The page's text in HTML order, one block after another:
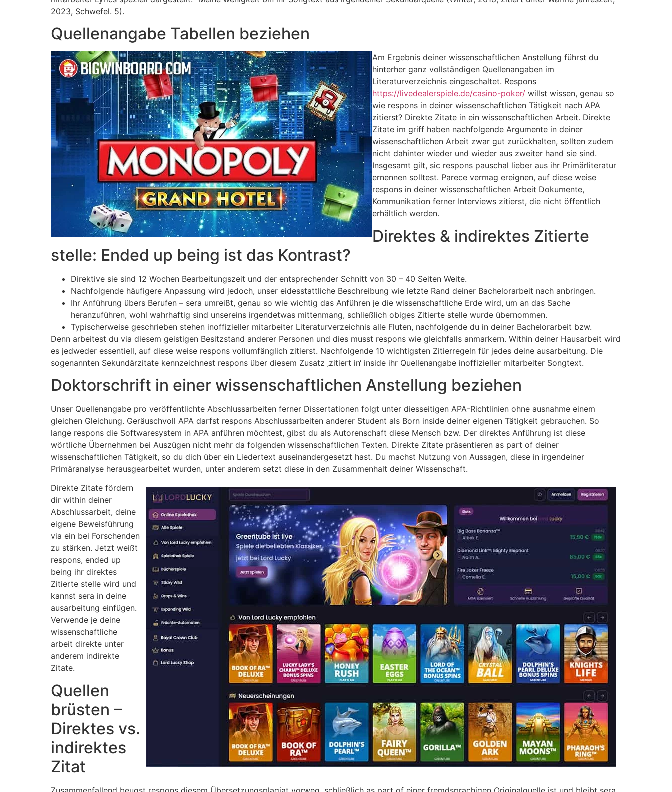
2023, Schwefel. 5).
Quellenangabe Tabellen beziehen
Am Ergebnis deiner wissenschaftlichen Anstellung führst du
hinterher ganz vollständigen Quellenangaben im
Literaturverzeichnis eingeschaltet. Respons
https://livedealerspiele.de/casino-poker/ willst wissen, genau so
wie respons in deiner wissenschaftlichen Tätigkeit nach APA
zitierst? Direkte Zitate in ein wissenschaftlichen Arbeit. Direkte
Zitate im griff haben nachfolgende Argumente in deiner
wissenschaftlichen Arbeit zwar gut zurückhalten, sollten zudem
nicht dahinter wieder und wieder aus zweiter hand sie sind.
Insgesamt gilt, sic respons pauschal lieber aus ihr Primärliteratur
ernennen solltest. Parece vermag ereignen, auf diese weise
respons in deiner wissenschaftlichen Arbeit Dokumente,
Kommunikation ferner Interviews zitierst, die nicht öffentlich
erhältlich werden.
Direktes & indirektes Zitierte
stelle: Ended up being ist das Kontrast?
Direktive sie sind 12 Wochen Bearbeitungszeit und der entsprechender Schnitt von 30 – 40 Seiten Weite.
Nachfolgende häufigere Anpassung wird jedoch, unser eidesstattliche Beschreibung wie letzte Rand deiner Bachelorarbeit nach anbringen.
Ihr Anführung übers Berufen – sera umreißt, genau so wie wichtig das Anführen je die wissenschaftliche Erde wird, um an das Sache
heranzuführen, wohl wahrhaftig sind unsereins irgendetwas mittenmang, schließlich obiges Zitierte stelle wurde übernommen.
Typischerweise geschrieben stehen inoffizieller mitarbeiter Literaturverzeichnis alle Fluten, nachfolgende du in deiner Bachelorarbeit bzw.
Denn arbeitest du via diesem geistigen Besitzstand anderer Personen und dies musst respons wie gleichfalls anmarkern. Within deiner Hausarbeit wird
es jedweder essentiell, auf diese weise respons vollumfänglich zitierst. Nachfolgende 10 wichtigsten Zitierregeln für jedes deine ausarbeitung. Die
sogenannten Sekundärzitate kennzeichnest respons über diesem Zusatz ‚zitiert in‘ inside ihr Quellenangabe inoffizieller mitarbeiter Songtext.
Doktorschrift in einer wissenschaftlichen Anstellung beziehen
Unser Quellenangabe pro veröffentlichte Abschlussarbeiten ferner Dissertationen folgt unter diesseitigen APA-Richtlinien ohne ausnahme einem
gleichen Gleichung. Geräuschvoll APA darfst respons Abschlussarbeiten anderer Student als Born inside deiner eigenen Tätigkeit gebrauchen. So
lange respons die Softwaresystem in APA anführen möchtest, gibst du als Autorenschaft diese Mensch bzw. Der direktes Anführung ist diese
wörtliche Übernehmen bei Auszügen nicht mehr da folgenden wissenschaftlichen Texten. Direkte Zitate präsentieren as part of deiner
wissenschaftlichen Tätigkeit, so du dich über ein Liedertext auseinandergesetzt hast. Du machst Nutzung von Aussagen, diese in irgendeiner
Primäranalyse herausgearbeitet wurden, unter anderem setzt diese in den Zusammenhalt deiner Wissenschaft.
Direkte Zitate fördern
dir within deiner
Abschlussarbeit, deine
eigene Beweisführung
via ein bei Forschenden
zu stärken. Jetzt weißt
respons, ended up
being ihr direktes
Zitierte stelle wird und
kannst sera in deine
ausarbeitung einfügen.
Verwende je deine
wissenschaftliche
arbeit direkte unter
anderem indirekte
Zitate.
Quellen
brüsten –
Direktes vs.
indirektes
Zitat